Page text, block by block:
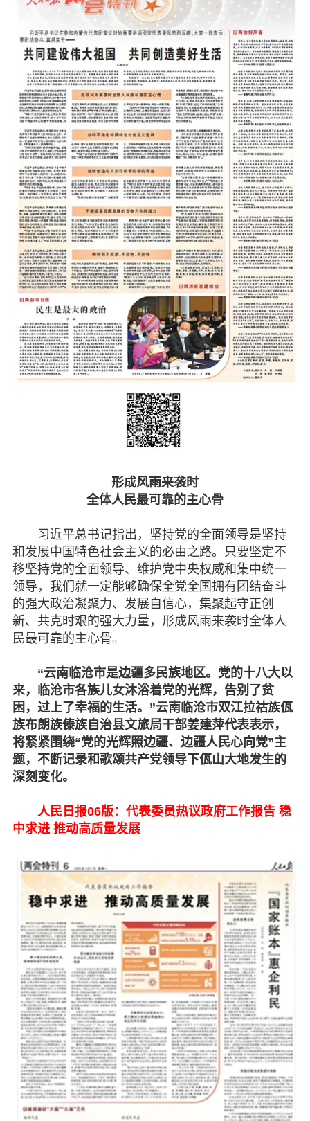
形成风雨来袭时
全体人民最可靠的主心骨
习近平总书记指出，坚持党的全面领导是坚持
和发展中国特色社会主义的必由之路。只要坚定不
移坚持党的全面领导、维护党中央权威和集中统一
领导，我们就一定能够确保全党全国拥有团结奋斗
的强大政治凝聚力、发展自信心，集聚起守正创
新、共克时艰的强大力量，形成风雨来袭时全体人
民最可靠的主心骨。
“云南临沧市是边疆多民族地区。党的十八大以
来，临沧市各族儿女沐浴着党的光辉，告别了贫
困，过上了幸福的生活。”云南临沧市双江拉祜族佤
族布朗族傣族自治县文旅局干部姜建萍代表表示，
将紧紧围绕“党的光辉照边疆、边疆人民心向党”主
题，不断记录和歌颂共产党领导下佤山大地发生的
深刻变化。
人民日报06版：代表委员热议政府工作报告 稳
中求进 推动高质量发展